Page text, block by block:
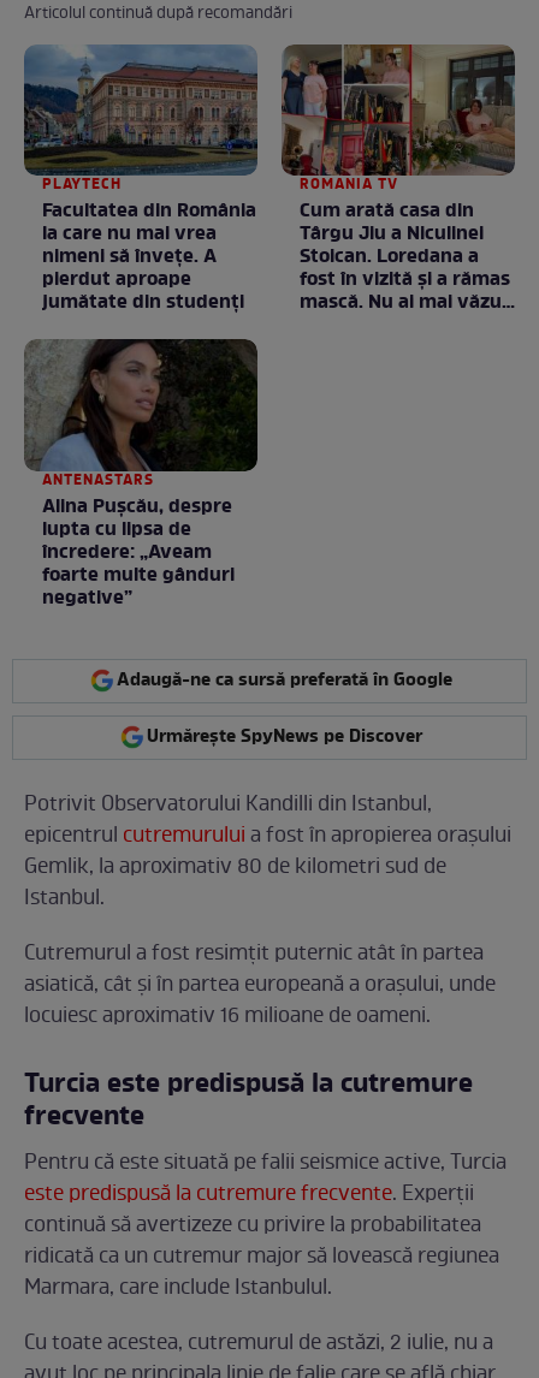
Articolul continuă după recomandări
PLAYTECH
Facultatea din România
la care nu mai vrea
nimeni să înveţe. A
pierdut aproape
jumătate din studenţi
ROMANIA TV
Cum arată casa din
Târgu Jiu a Niculinei
Stoican. Loredana a
fost în vizită și a rămas
mască. Nu ai mai văzut
ANTENASTARS
Alina Pușcău, despre
lupta cu lipsa de
încredere: „Aveam
foarte multe gânduri
negative”
Adaugă-ne ca sursă preferată în Google
Urmărește SpyNews pe Discover
Potrivit Observatorului Kandilli din Istanbul,
epicentrul cutremuruluia fost în apropierea orașului
Gemlik, la aproximativ 80 de kilometri sud de
Istanbul.
Cutremurul a fost resimțit puternic atât în partea
asiatică, cât și în partea europeană a orașului, unde
locuiesc aproximativ 16 milioane de oameni.
Turcia este predispusă la cutremure
frecvente
Pentru că este situată pe falii seismice active, Turcia
este predispusă la cutremure frecvente. Experții
continuă să avertizeze cu privire la probabilitatea
ridicată ca un cutremur major să lovească regiunea
Marmara, care include Istanbulul.
Cu toate acestea, cutremurul de astăzi, 2 iulie, nu a